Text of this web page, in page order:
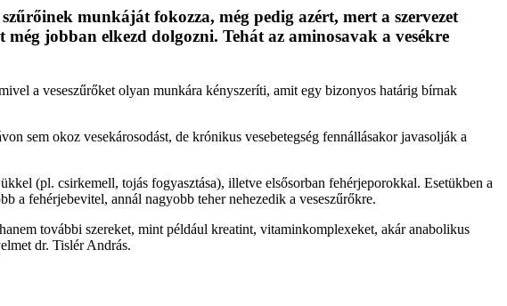
munkáját fokozza, még pedig azért, mert a szervezet
jobban elkezd dolgozni. Tehát az aminosavak a vesékre
a veseszűrőket olyan munkára kényszeríti, amit egy bizonyos határig bírnak
sem okoz vesekárosodást, de krónikus vesebetegség fennállásakor javasolják a
(pl. csirkemell, tojás fogyasztása), illetve elsősorban fehérjeporokkal. Esetükben a
a fehérjebevitel, annál nagyobb teher nehezedik a veseszűrőkre.
további szereket, mint például kreatint, vitaminkomplexeket, akár anabolikus
dr. Tislér András.